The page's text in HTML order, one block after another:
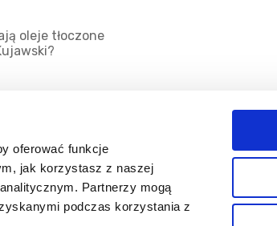
oferować funkcje
jak korzystasz z naszej
Partnerzy mogą
podczas korzystania z
oleje tłoczone
Kategorie
Kontakt
Zaloguj się